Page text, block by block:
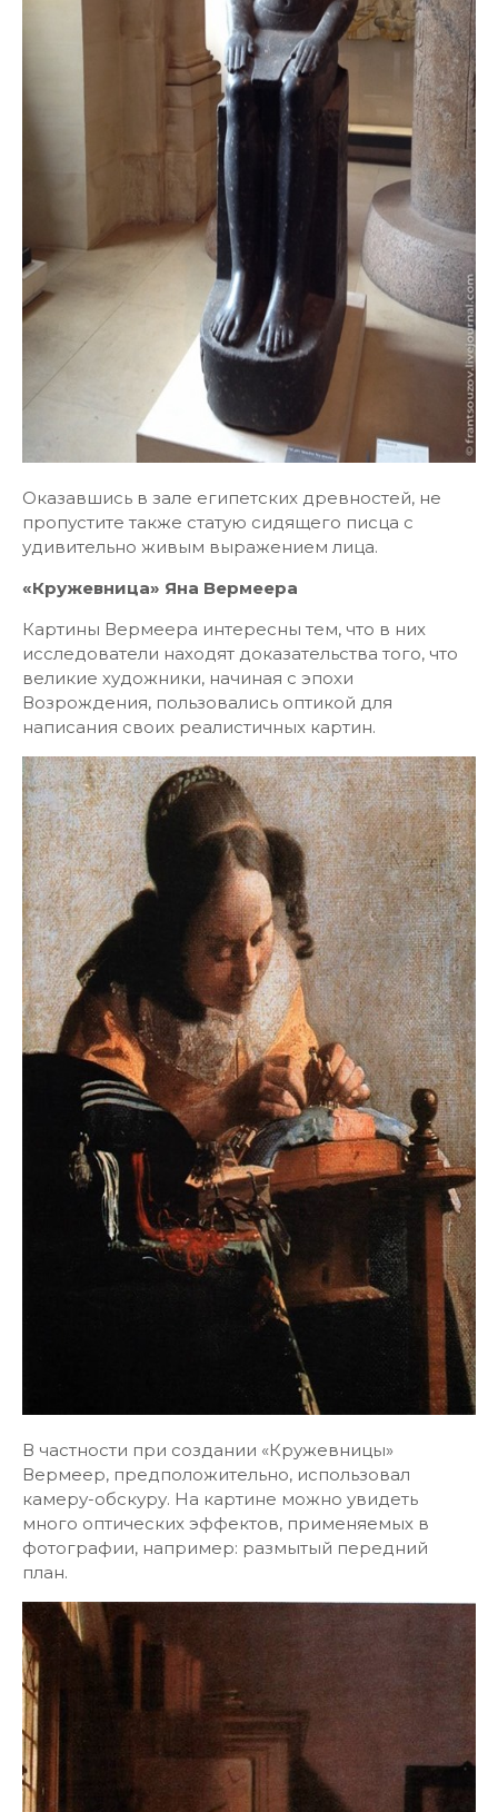
Оказавшись в зале египетских древностей, не
пропустите также статую сидящего писца с
удивительно живым выражением лица.
«Кружевница» Яна Вермеера
Картины Вермеера интересны тем, что в них
исследователи находят доказательства того, что
великие художники, начиная с эпохи
Возрождения, пользовались оптикой для
написания своих реалистичных картин.
В частности при создании «Кружевницы»
Вермеер, предположительно, использовал
камеру-обскуру. На картине можно увидеть
много оптических эффектов, применяемых в
фотографии, например: размытый передний
план.